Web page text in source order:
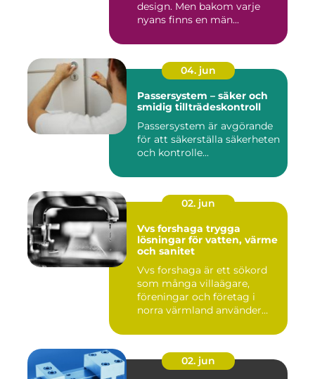
design. Men bakom varje
nyans finns en män...
04. jun
Passersystem – säker och
smidig tillträdeskontroll
Passersystem är avgörande
för att säkerställa säkerheten
och kontrolle...
02. jun
Vvs forshaga trygga
lösningar för vatten, värme
och sanitet
Vvs forshaga är ett sökord
som många villaägare,
föreningar och företag i
norra värmland använder
02. jun